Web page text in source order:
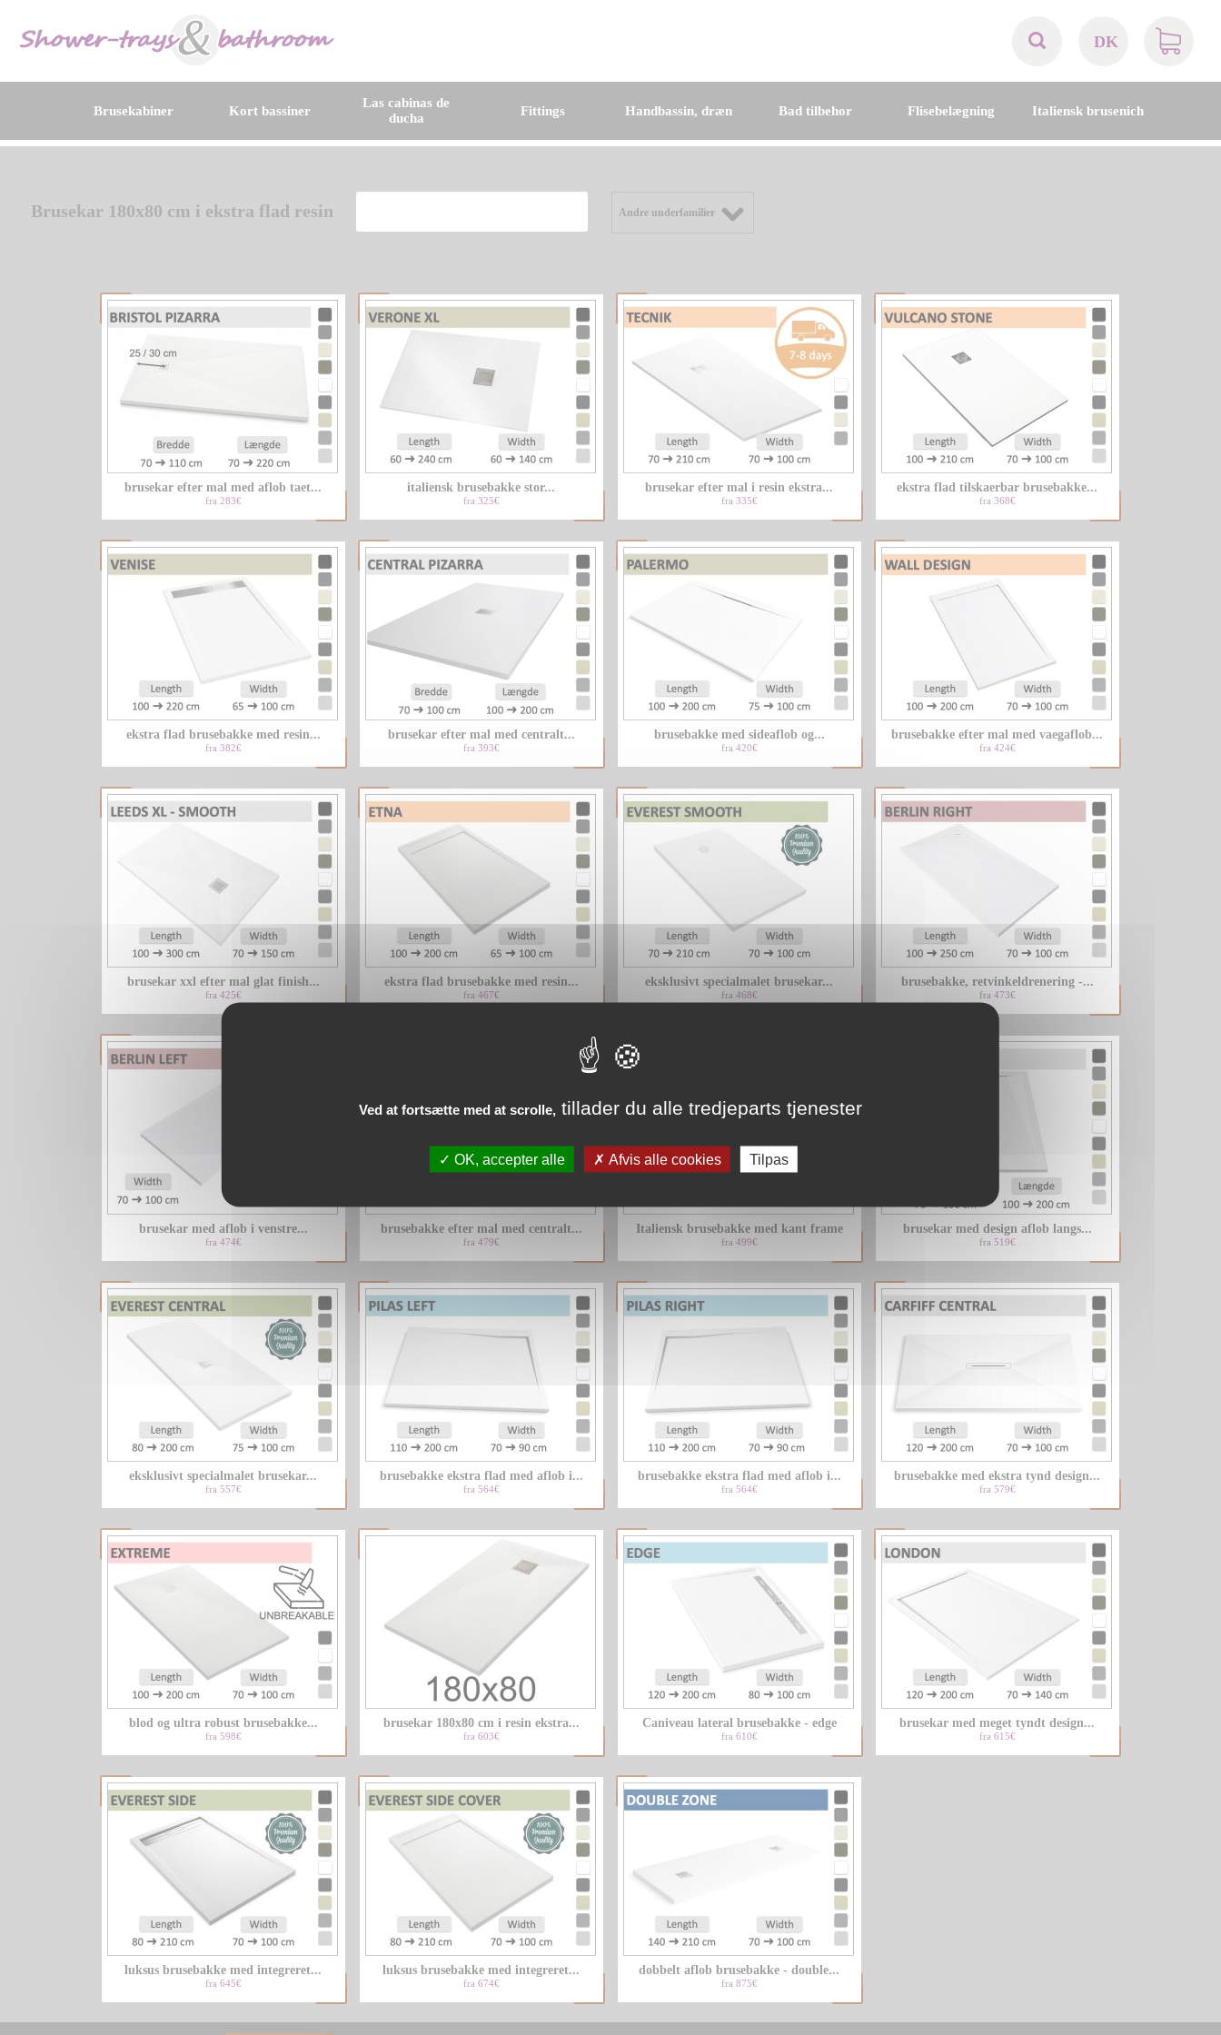
DK
BE
DK
EN
FR
LU
NL
PL
Brusekabiner Kort bassiner
Las cabinas de
ducha
Fittings Handbassin, dræn Bad tilbehor Flisebelægning Italiensk brusenich
Brusekar 180x80 cm i ekstra flad resin Andre underfamilier
brusekar efter mal med aflob taet...
fra 283€
italiensk brusebakke stor...
fra 325€
brusekar efter mal i resin ekstra...
fra 335€
ekstra flad tilskaerbar brusebakke...
fra 368€
ekstra flad brusebakke med resin...
fra 382€
brusekar efter mal med centralt...
fra 393€
brusebakke med sideaflob og...
fra 420€
brusebakke efter mal med vaegaflob...
fra 424€
brusekar xxl efter mal glat finish...
fra 425€
ekstra flad brusebakke med resin...
fra 467€
eksklusivt specialmalet brusekar...
fra 468€
brusebakke, retvinkeldrenering -...
fra 473€
brusekar med aflob i venstre...
fra 474€
brusebakke efter mal med centralt...
fra 479€
Italiensk brusebakke med kant frame
fra 499€
brusekar med design aflob langs...
fra 519€
eksklusivt specialmalet brusekar...
fra 557€
brusebakke ekstra flad med aflob i...
fra 564€
brusebakke ekstra flad med aflob i...
fra 564€
brusebakke med ekstra tynd design...
fra 579€
blod og ultra robust brusebakke...
fra 598€
brusekar 180x80 cm i resin ekstra...
fra 603€
Caniveau lateral brusebakke - edge
fra 610€
brusekar med meget tyndt design...
fra 615€
luksus brusebakke med integreret...
fra 645€
luksus brusebakke med integreret...
fra 674€
dobbelt aflob brusebakke - double...
fra 875€
Ved at fortsætte med at scrolle, tillader du alle tredjeparts tjenester
OK, accepter alle Afvis alle cookies Tilpas